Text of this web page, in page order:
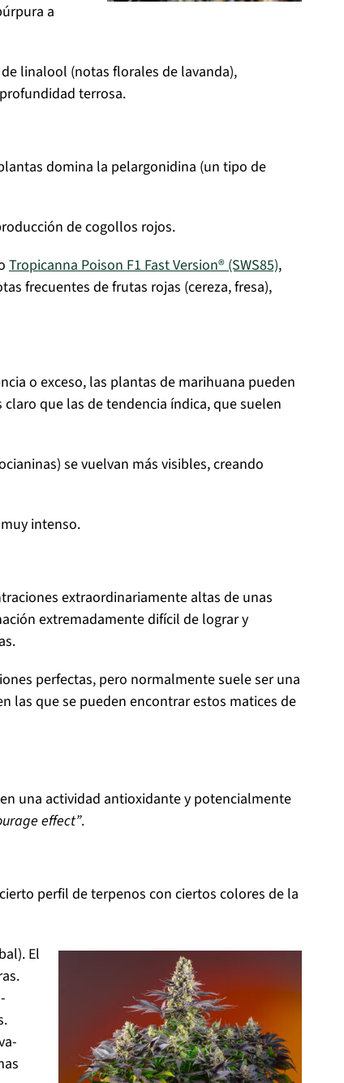
a
linalool (notas florales de lavanda),
terrosa.
domina la pelargonidina (un tipo de
de cogollos rojos.
Tropicanna Poison F1 Fast Version® (SWS85),
frecuentes de frutas rojas (cereza, fresa),
o exceso, las plantas de marihuana pueden
que las de tendencia índica, que suelen
se vuelvan más visibles, creando
intenso.
extraordinariamente altas de unas
extremadamente difícil de lograr y
perfectas, pero normalmente suele ser una
las que se pueden encontrar estos matices de
una actividad antioxidante y potencialmente
effect”.
perfil de terpenos con ciertos colores de la
El